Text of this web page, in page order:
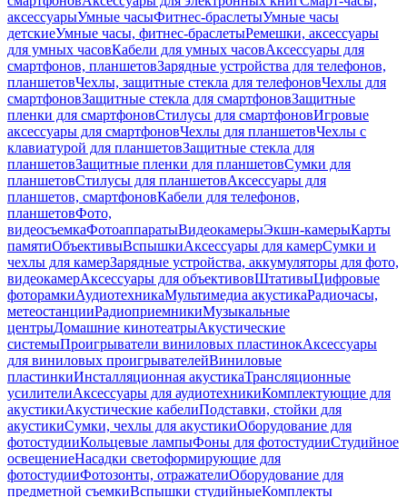
аксессуарыУмные часыФитнес-браслетыУмные часы
детскиеУмные часы, фитнес-браслетыРемешки, аксессуары
для умных часовКабели для умных часовАксессуары для
смартфонов, планшетовЗарядные устройства для телефонов,
планшетовЧехлы, защитные стекла для телефоновЧехлы для
смартфоновЗащитные стекла для смартфоновЗащитные
пленки для смартфоновСтилусы для смартфоновИгровые
аксессуары для смартфоновЧехлы для планшетовЧехлы с
клавиатурой для планшетовЗащитные стекла для
планшетовЗащитные пленки для планшетовСумки для
планшетовСтилусы для планшетовАксессуары для
планшетов, смартфоновКабели для телефонов,
планшетовФото,
видеосъемкаФотоаппаратыВидеокамерыЭкшн-камерыКарты
памятиОбъективыВспышкиАксессуары для камерСумки и
чехлы для камерЗарядные устройства, аккумуляторы для фото,
видеокамерАксессуары для объективовШтативыЦифровые
фоторамкиАудиотехникаМультимедиа акустикаРадиочасы,
метеостанцииРадиоприемникиМузыкальные
центрыДомашние кинотеатрыАкустические
системыПроигрыватели виниловых пластинокАксессуары
для виниловых проигрывателейВиниловые
пластинкиИнсталляционная акустикаТрансляционные
усилителиАксессуары для аудиотехникиКомплектующие для
акустикиАкустические кабелиПодставки, стойки для
акустикиСумки, чехлы для акустикиОборудование для
фотостудииКольцевые лампыФоны для фотостудииСтудийное
освещениеНасадки светоформирующие для
фотостудииФотозонты, отражателиОборудование для
предметной съемкиВспышки студийныеКомплекты